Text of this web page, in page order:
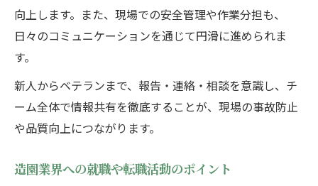
向上します。また、現場での安全管理や作業分担も、
日々のコミュニケーションを通じて円滑に進められま
す。
新人からベテランまで、報告・連絡・相談を意識し、チ
ーム全体で情報共有を徹底することが、現場の事故防止
や品質向上につながります。
造園業界への就職や転職活動のポイント